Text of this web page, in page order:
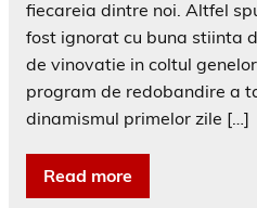
fiecareia dintre noi. Altfel
fost ignorat cu buna stiinta
de vinovatie in coltul
program de redobandire a
dinamismul primelor zile […]
Read more